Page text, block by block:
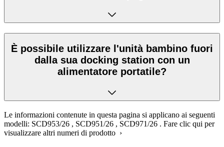
È possibile utilizzare l'unità bambino fuori
dalla sua docking station con un
alimentatore portatile?
Le informazioni contenute in questa pagina si applicano ai seguenti
modelli: SCD953/26 , SCD951/26 , SCD971/26 . Fare clic qui per
visualizzare altri numeri di prodotto ›